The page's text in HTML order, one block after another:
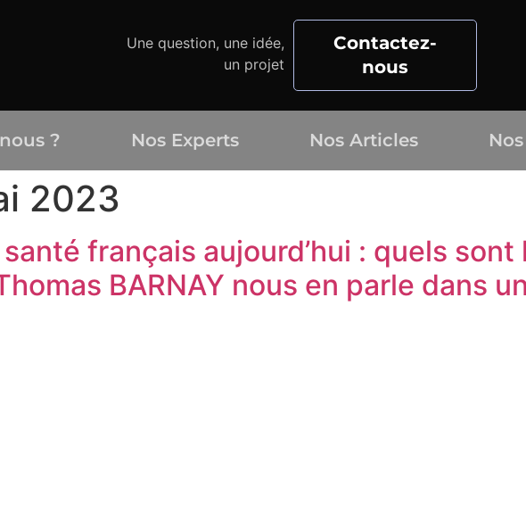
Une question, une idée,
un projet
Contactez-
nous
? Nos Experts Nos Articles
2023
français aujourd’hui : quels
BARNAY nous en parle dans